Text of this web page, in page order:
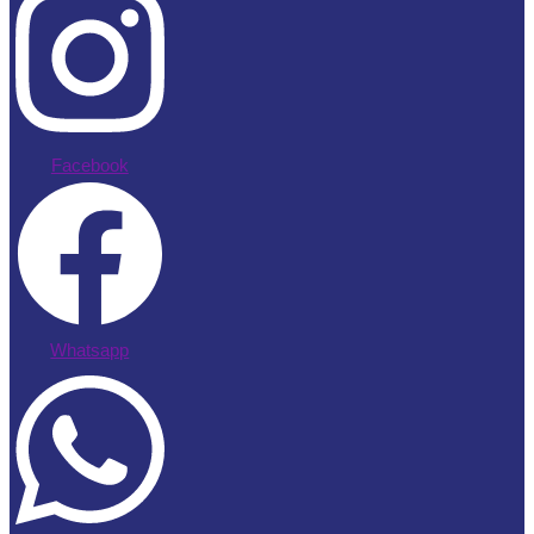
Facebook
Whatsapp